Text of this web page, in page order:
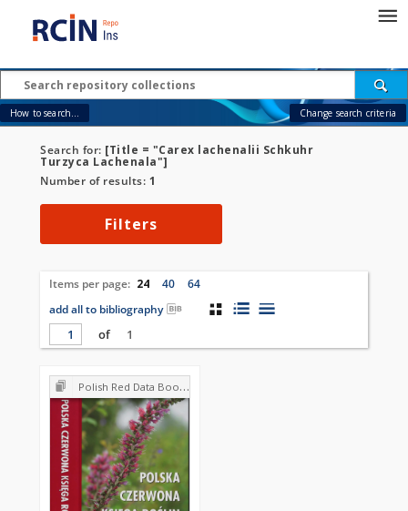
How to search... Change search criteria
Search for: [Title = "Carex lachenalii Schkuhr
Turzyca Lachenala"]
Number of results: 1
Filters
Items per page: 24 40
64
add all to bibliography
of
1
Polish Red Data Book of Plants : Pteridophytes and flowering plants